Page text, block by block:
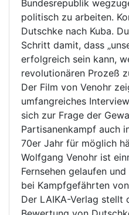
Bundesrepublik
politisch zu arbeiten.
Dutschke nach Kuba.
Schritt damit, dass
erfolgreich sein kann,
revolutionären Prozeß
Der Film von Venohr
umfangreiches
sich zur Frage der
Partisanenkampf auch
70er Jahr für möglich
Wolfgang Venohr ist
Fernsehen gelaufen
bei Kampfgefährten
Der LAIKA-Verlag stellt